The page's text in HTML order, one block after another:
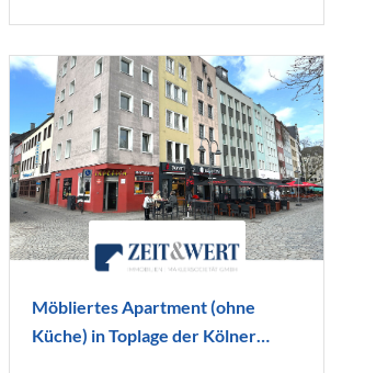
Möbliertes Apartment (ohne
Küche) in Toplage der Kölner…